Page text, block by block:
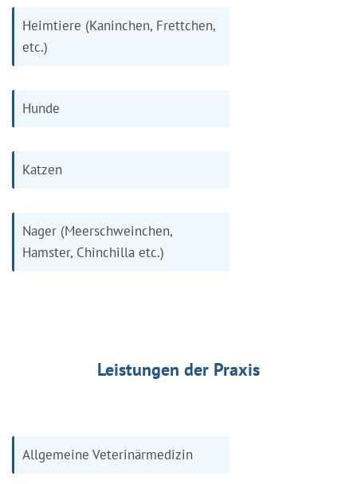
Heimtiere (Kaninchen, Frettchen,
etc.)
Hunde
Katzen
Nager (Meerschweinchen,
Hamster, Chinchilla etc.)
Leistungen der Praxis
Allgemeine Veterinärmedizin